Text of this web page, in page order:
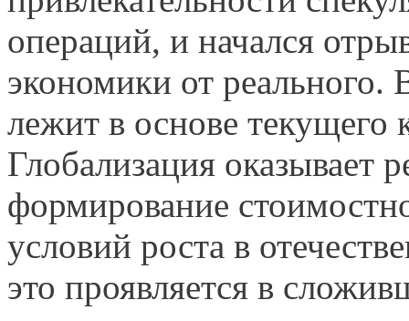
операций, и начался
экономики от
лежит в основе текущего
Глобализация
формирование
условий роста в
это проявляется в